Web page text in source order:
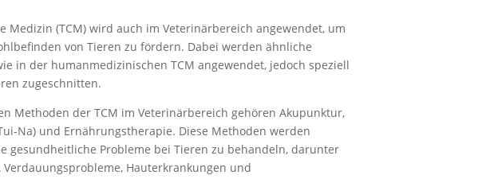
Medizin (TCM) wird auch im Veterinärbereich angewendet, um
von Tieren zu fördern. Dabei werden ähnliche
in der humanmedizinischen TCM angewendet, jedoch speziell
zugeschnitten.
Methoden der TCM im Veterinärbereich gehören Akupunktur,
Na) und Ernährungstherapie. Diese Methoden werden
gesundheitliche Probleme bei Tieren zu behandeln, darunter
Verdauungsprobleme, Hauterkrankungen und